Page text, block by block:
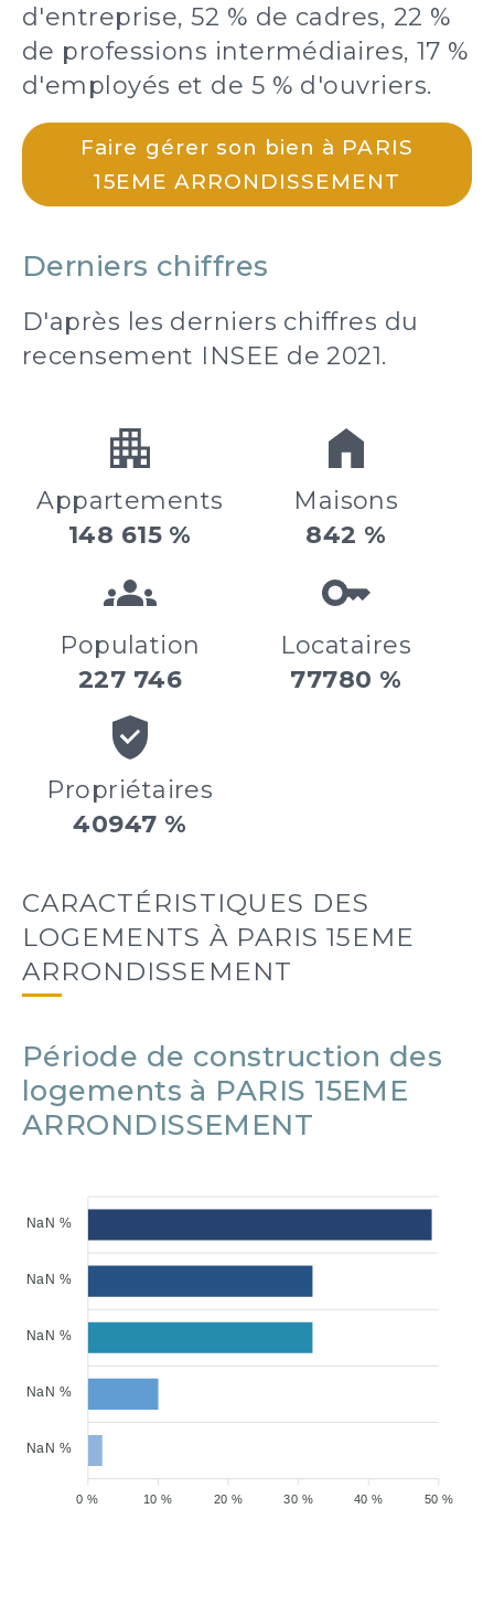
d'entreprise, 52 % de cadres, 22 %
de professions intermédiaires, 17 %
d'employés et de 5 % d'ouvriers.
Faire gérer son bien à PARIS
15EME ARRONDISSEMENT
Derniers chiffres
D'après les derniers chiffres du
recensement INSEE de 2021.
Appartements
148 615 %
Maisons
842 %
Population
227 746
Locataires
77780 %
Propriétaires
40947 %
CARACTÉRISTIQUES DES
LOGEMENTS À PARIS 15EME
ARRONDISSEMENT
Période de construction des
logements à PARIS 15EME
ARRONDISSEMENT
NaN %
NaN %
NaN %
NaN %
NaN %
50 %
40 %
30 %
20 %
10 %
0 %